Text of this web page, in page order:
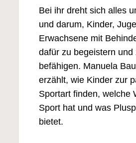
Bei ihr dreht sich alles
und darum, Kinder,
Erwachsene mit
dafür zu begeistern und
befähigen. Manuela
erzählt, wie Kinder zur
Sportart finden, welche
Sport hat und was
bietet.